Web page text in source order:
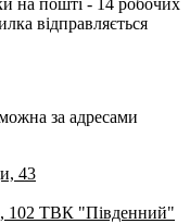
відправляється
за адресами
43
102 ТВК "Південний"